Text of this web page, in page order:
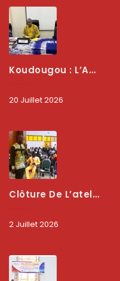
Koudougou : L’ARCEP Renforce Le Dialogue Avec Les Associations De Consommateurs Pour Mieux Protéger Les Usagers
20 Juillet 2026
Clôture De L’atelier National : L’ARCEP Et Les Collectivités Territoriales Consolident Leur Partenariat Pour Booster La Qualité Des Services Numériques
2 Juillet 2026